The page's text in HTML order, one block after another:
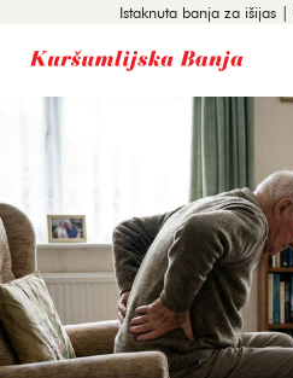
Istaknuta banja za išijas